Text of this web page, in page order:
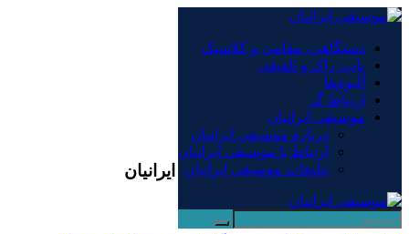
دستگاهی، مقامی و کلاسیک
پاپ، راک و تلفیقی
آلبوم‌ها
ارتباط گر
موسیقی ایرانیان
درباره موسیقی ایرانیان
ارتباط با موسیقی ایرانیان
تبلیغات موسیقی ایرانیان
×
دستگاهی، مقامی و کلاسیک
پاپ، راک و تلفیقی
آلبوم‌ها
ارتباط گر
موسیقی ایرانیان
بایگانی‌ها ایرج قادری - موسیقی ایرانیان